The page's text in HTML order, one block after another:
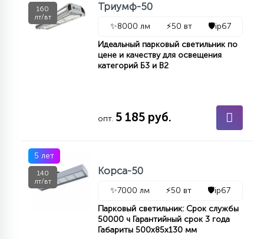
160
лт/вт
Триумф-50
✨8000 лм ⚡50 вт 🛡️ip67
Идеальный парковый светильник по
цене и качеству для освещения
категорий Б3 и В2
опт. 5 185 руб.
5 лет
140
лт/вт
Корса-50
✨7000 лм ⚡50 вт 🛡️ip67
Парковый светильник: Срок службы
50000 ч Гарантийный срок 3 года
Габариты 500х85х130 мм